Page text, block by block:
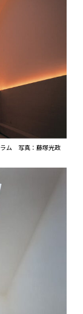
ラム 写真：藤塚光政